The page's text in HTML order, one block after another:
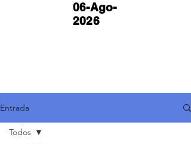
06-Ago-
2026
Entrada
Todos